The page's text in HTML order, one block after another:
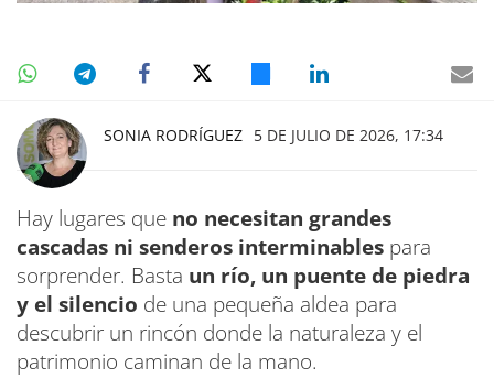
SONIA RODRÍGUEZ 5 DE JULIO DE 2026, 17:34
Hay lugares que no necesitan grandes
cascadas ni senderos interminables para
sorprender. Basta un río, un puente de piedra
y el silencio de una pequeña aldea para
descubrir un rincón donde la naturaleza y el
patrimonio caminan de la mano.